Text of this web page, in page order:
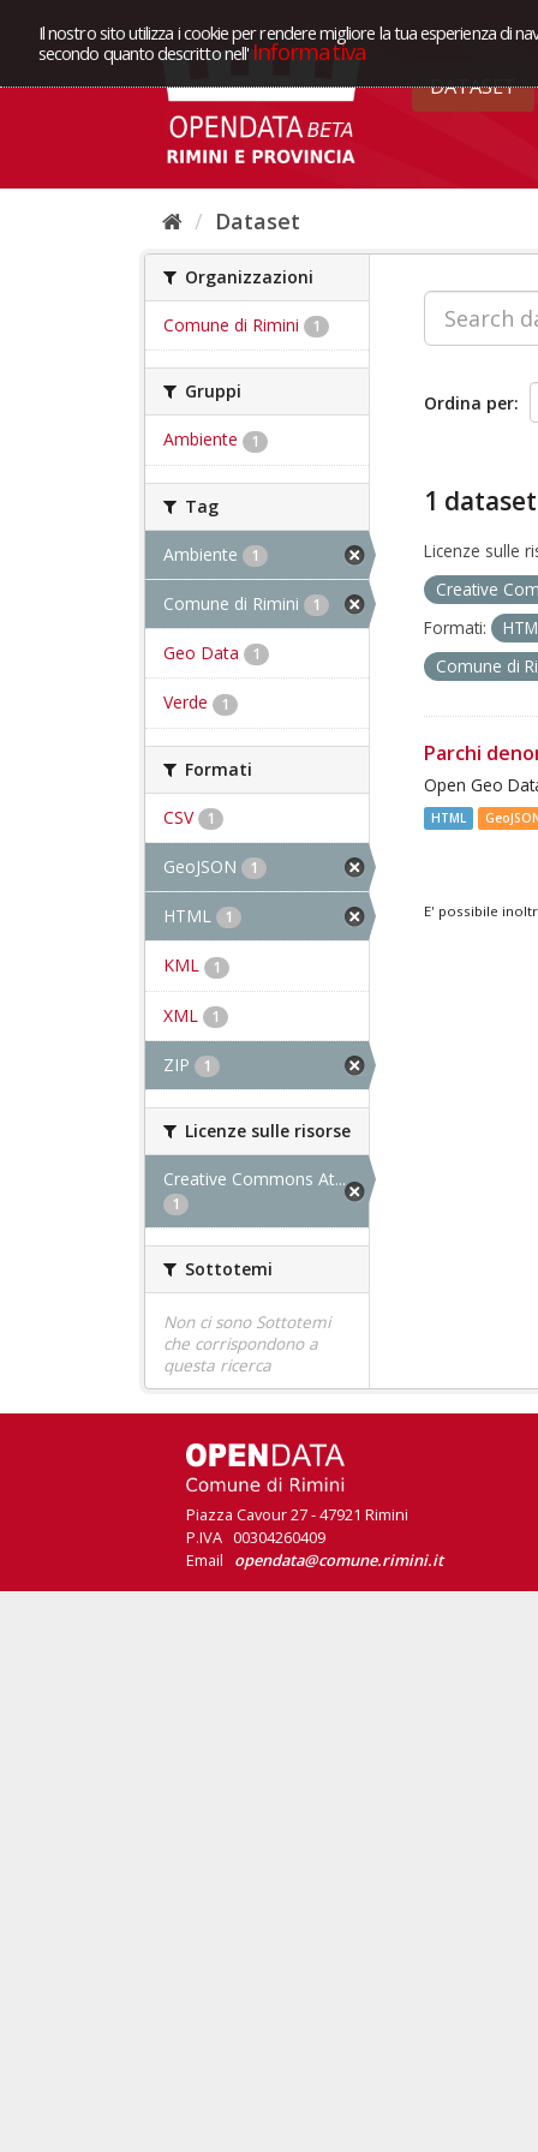
Il nostro sito utilizza i cookie per rendere migliore la tua esperienza di
secondo quanto descritto nell' Informativa
DATASET
Dataset
Organizzazioni
Comune di Rimini 1
Gruppi
Ambiente 1
Tag
Ambiente 1
Comune di Rimini 1
Geo Data 1
Verde 1
Formati
CSV 1
GeoJSON 1
HTML 1
KML 1
XML 1
ZIP 1
Licenze sulle risorse
Creative Commons At...
1
Sottotemi
Non ci sono Sottotemi
che corrispondono a
questa ricerca
Ordina per
1
Licenze sulle
Creative
Formati:
Comune di
Parchi
Open Geo
HTML
E' possibile
Piazza Cavour 27 - 47921 Rimini
P.IVA 00304260409
Email opendata@comune.rimini.it